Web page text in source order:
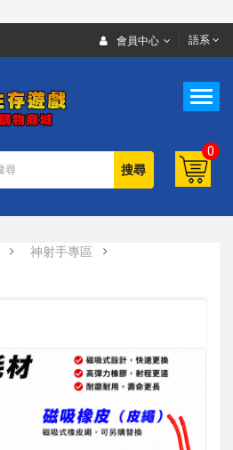
會員中心 語系
搜尋
0
神射手專區